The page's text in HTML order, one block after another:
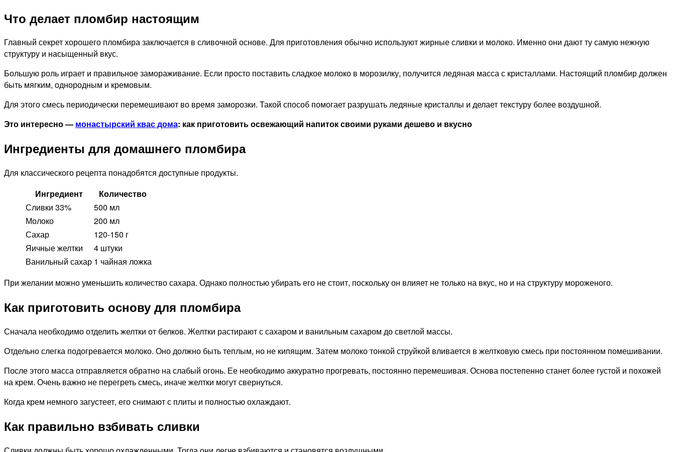
Что делает пломбир настоящим
Главный секрет хорошего пломбира заключается в сливочной основе. Для приготовления обычно используют жирные сливки и молоко. Именно они дают ту самую нежную
структуру и насыщенный вкус.
Большую роль играет и правильное замораживание. Если просто поставить сладкое молоко в морозилку, получится ледяная масса с кристаллами. Настоящий пломбир должен
быть мягким, однородным и кремовым.
Для этого смесь периодически перемешивают во время заморозки. Такой способ помогает разрушать ледяные кристаллы и делает текстуру более воздушной.
Это интересно — монастырский квас дома: как приготовить освежающий напиток своими руками дешево и вкусно
Ингредиенты для домашнего пломбира
Для классического рецепта понадобятся доступные продукты.
Ингредиент
Количество
Сливки 33%
500 мл
Молоко
200 мл
Сахар
120-150 г
Яичные желтки
4 штуки
Ванильный сахар 1 чайная ложка
При желании можно уменьшить количество сахара. Однако полностью убирать его не стоит, поскольку он влияет не только на вкус, но и на структуру мороженого.
Как приготовить основу для пломбира
Сначала необходимо отделить желтки от белков. Желтки растирают с сахаром и ванильным сахаром до светлой массы.
Отдельно слегка подогревается молоко. Оно должно быть теплым, но не кипящим. Затем молоко тонкой струйкой вливается в желтковую смесь при постоянном помешивании.
После этого масса отправляется обратно на слабый огонь. Ее необходимо аккуратно прогревать, постоянно перемешивая. Основа постепенно станет более густой и похожей
на крем. Очень важно не перегреть смесь, иначе желтки могут свернуться.
Когда крем немного загустеет, его снимают с плиты и полностью охлаждают.
Как правильно взбивать сливки